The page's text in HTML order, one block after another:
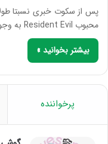
پس از سکوت خبری نسبتا
محبوب Resident Evil به وجود آمد، ساعاتی پیش…
بیشتر بخوانید »
پرخواننده